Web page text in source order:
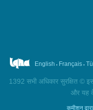
English . Français.
1392 सभी अधिकार सुरक्षित ©
और यह
कमीशन